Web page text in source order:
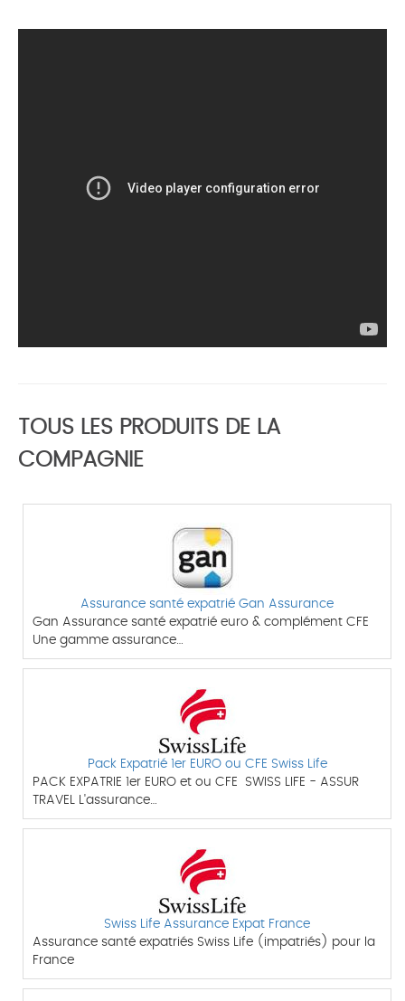
TOUS LES PRODUITS DE LA
COMPAGNIE
Assurance santé expatrié Gan Assurance
Gan Assurance santé expatrié euro & complément CFE
Une gamme assurance…
Pack Expatrié 1er EURO ou CFE Swiss Life
PACK EXPATRIE 1er EURO et ou CFE SWISS LIFE - ASSUR
TRAVEL L'assurance…
Swiss Life Assurance Expat France
Assurance santé expatriés Swiss Life (impatriés) pour la
France